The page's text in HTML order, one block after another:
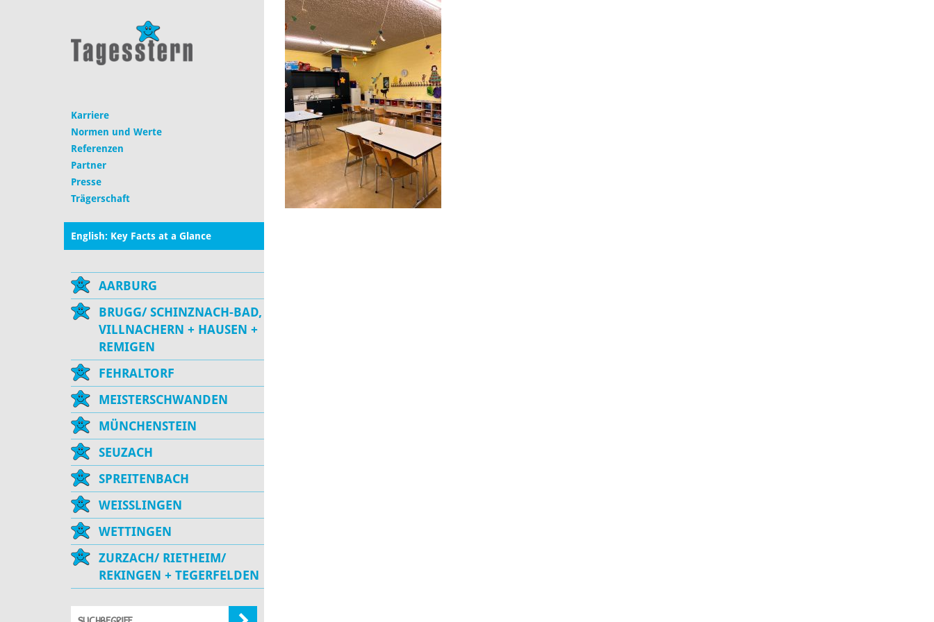
Karriere
Normen und Werte
Referenzen
Partner
Presse
Trägerschaft
English: Key Facts at a Glance
AARBURG
BRUGG/ SCHINZNACH-BAD,
VILLNACHERN + HAUSEN +
REMIGEN
FEHRALTORF
MEISTERSCHWANDEN
MÜNCHENSTEIN
SEUZACH
SPREITENBACH
WEISSLINGEN
WETTINGEN
ZURZACH/ RIETHEIM/
REKINGEN + TEGERFELDEN